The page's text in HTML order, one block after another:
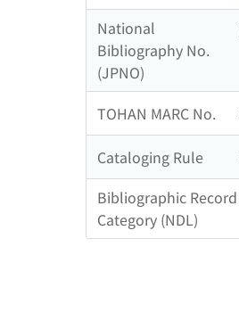
National
Bibliography No.
(JPNO)
TOHAN MARC No.
Cataloging Rule
Bibliographic Record
Category (NDL)